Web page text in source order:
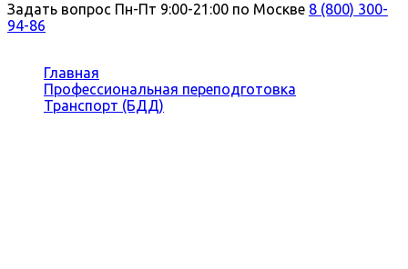
Задать вопрос Пн-Пт 9:00-21:00 по Москве 8 (800) 300-
94-86
Главная
Профессиональная переподготовка
Транспорт (БДД)